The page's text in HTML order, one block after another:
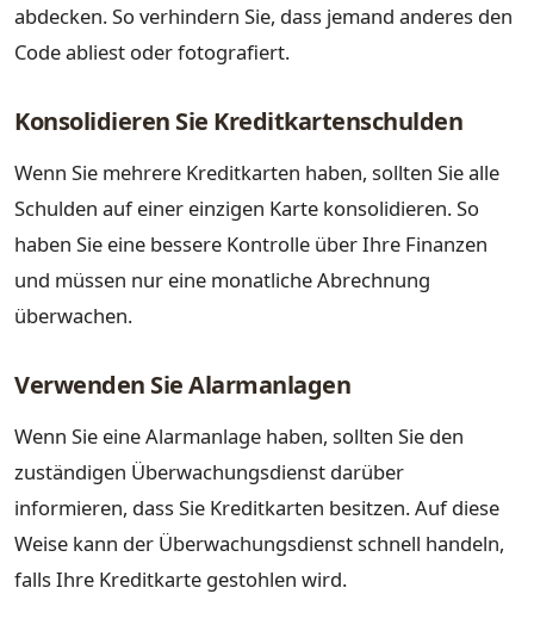
abdecken. So verhindern Sie, dass jemand anderes den
Code abliest oder fotografiert.
Konsolidieren Sie Kreditkartenschulden
Wenn Sie mehrere Kreditkarten haben, sollten Sie alle
Schulden auf einer einzigen Karte konsolidieren. So
haben Sie eine bessere Kontrolle über Ihre Finanzen
und müssen nur eine monatliche Abrechnung
überwachen.
Verwenden Sie Alarmanlagen
Wenn Sie eine Alarmanlage haben, sollten Sie den
zuständigen Überwachungsdienst darüber
informieren, dass Sie Kreditkarten besitzen. Auf diese
Weise kann der Überwachungsdienst schnell handeln,
falls Ihre Kreditkarte gestohlen wird.